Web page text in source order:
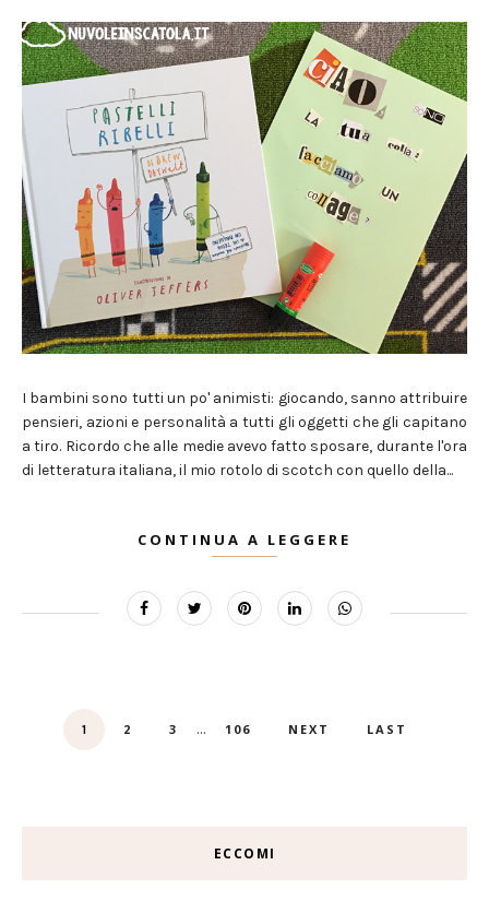
I bambini sono tutti un po' animisti: giocando, sanno attribuire
pensieri, azioni e personalità a tutti gli oggetti che gli capitano
a tiro. Ricordo che alle medie avevo fatto sposare, durante l'ora
di letteratura italiana, il mio rotolo di scotch con quello della...
CONTINUA A LEGGERE
1 2 3 ... 106 NEXT LAST
ECCOMI